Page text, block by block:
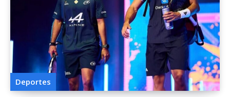
Deportes